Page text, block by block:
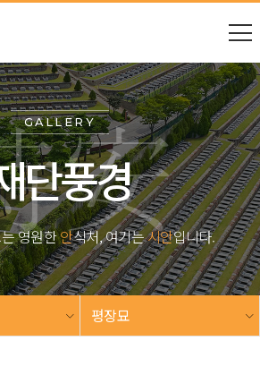
GALLERY
단풍경
영원한안식처, 여기는시안입니다.
평장묘